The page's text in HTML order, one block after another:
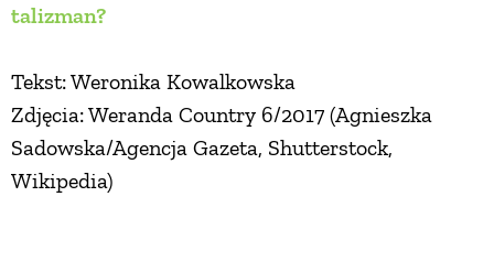
talizman?
Tekst: Weronika Kowalkowska
Zdjęcia: Weranda Country 6/2017 (Agnieszka
Sadowska/Agencja Gazeta, Shutterstock,
Wikipedia)